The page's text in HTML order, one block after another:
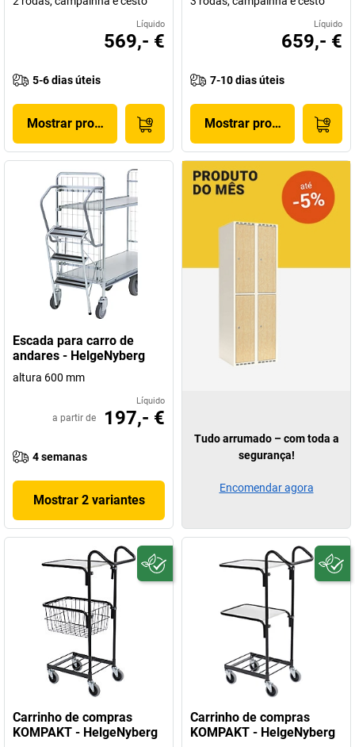
Líquido
569,- €
5-6 dias úteis
Mostrar produto
Líquido
659,- €
7-10 dias úteis
Mostrar produto
Escada para carro de
andares - HelgeNyberg
altura 600 mm
Líquido
a partir de 197,- €
4 semanas
Mostrar 2 variantes
Carrinho de compras
KOMPAKT - HelgeNyberg
Carrinho de compras
KOMPAKT - HelgeNyberg
Tudo arrumado – com toda a
segurança!
Encomendar agora